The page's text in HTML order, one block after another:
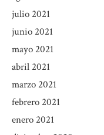
julio 2021
junio 2021
mayo 2021
abril 2021
marzo 2021
febrero 2021
enero 2021